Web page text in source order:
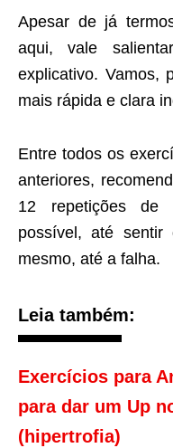
Apesar de já
aqui, vale
explicativo. Vamos,
mais rápida e clara
Entre todos os
anteriores,
12 repetições de
possível, até
mesmo, até a falha.
Leia também:
Exercícios para
para dar um Up
(hipertrofia)